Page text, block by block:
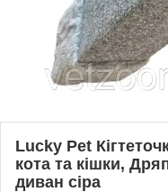
Lucky Pet
кота та кішки,
диван сіра